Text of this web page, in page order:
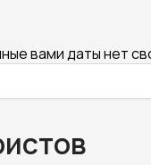
вами даты нет